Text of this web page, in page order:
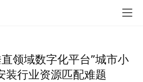
领域数字化平台”城市小
装行业资源匹配难题